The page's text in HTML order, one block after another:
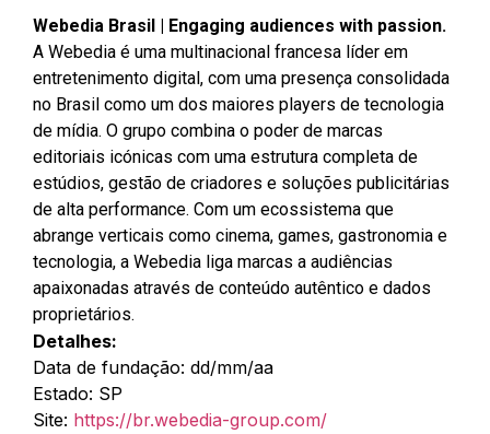
Webedia Brasil | Engaging audiences with passion.
A Webedia é uma multinacional francesa líder em
entretenimento digital, com uma presença consolidada
no Brasil como um dos maiores players de tecnologia
de mídia. O grupo combina o poder de marcas
editoriais icónicas com uma estrutura completa de
estúdios, gestão de criadores e soluções publicitárias
de alta performance. Com um ecossistema que
abrange verticais como cinema, games, gastronomia e
tecnologia, a Webedia liga marcas a audiências
apaixonadas através de conteúdo autêntico e dados
proprietários.
Detalhes:
Data de fundação: dd/mm/aa
Estado: SP
Site: https://br.webedia-group.com/